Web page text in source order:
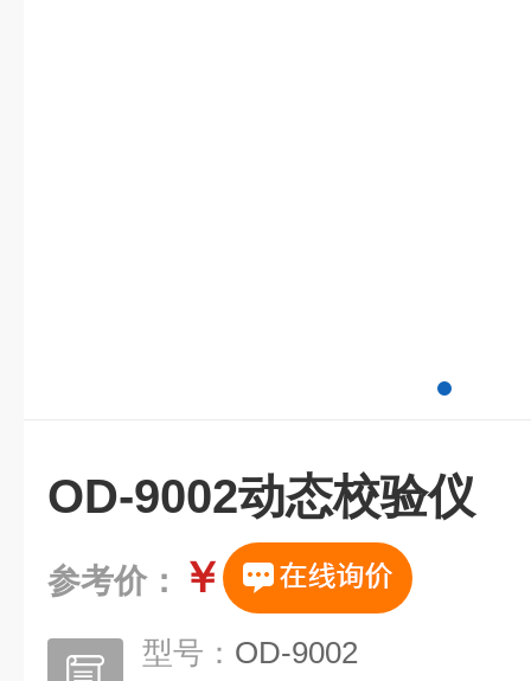
OD-9002动态校验仪
参考价： ￥
型号： OD-9002